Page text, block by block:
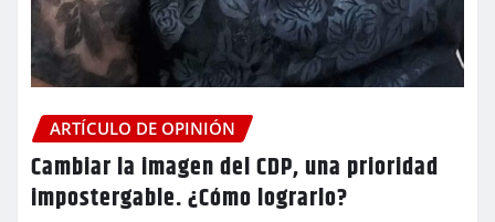
ARTÍCULO DE OPINIÓN
Cambiar la imagen del CDP, una prioridad
impostergable. ¿Cómo lograrlo?